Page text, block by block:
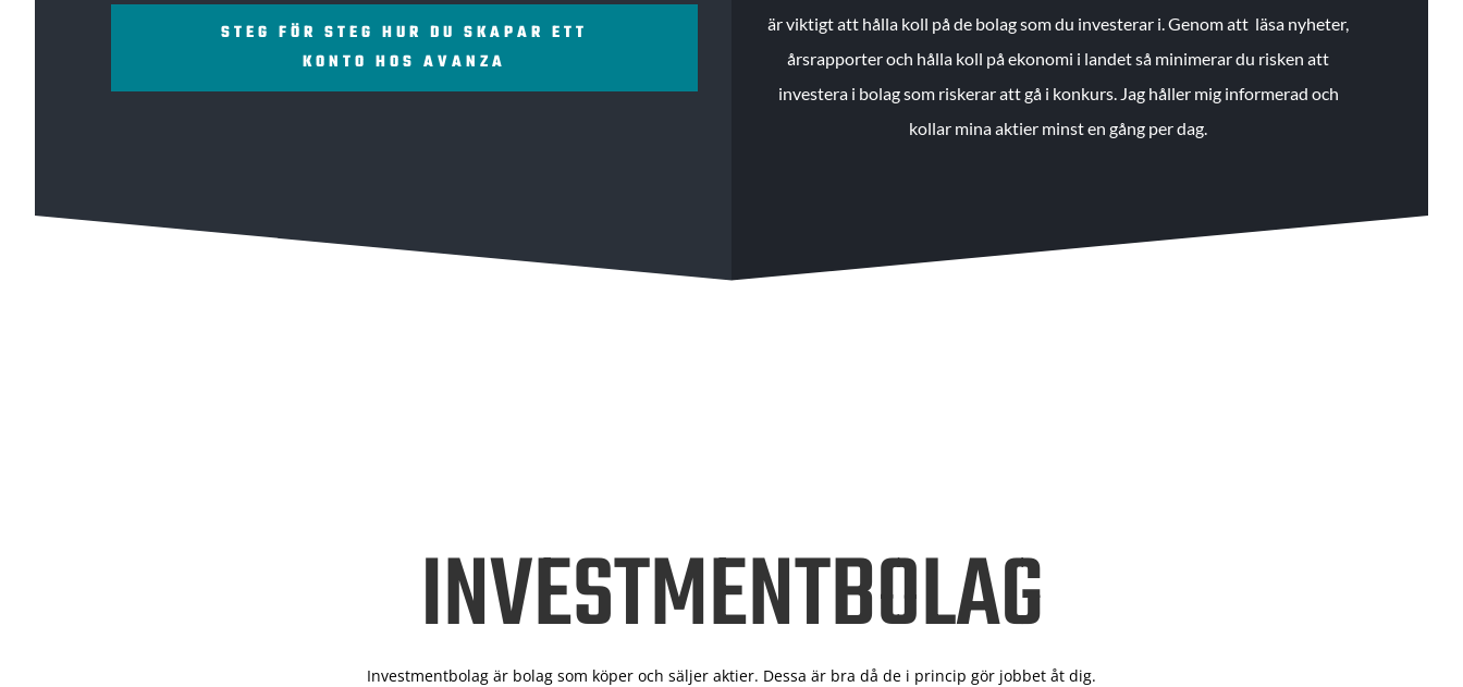
STEG FÖR STEG HUR DU SKAPAR ETT
KONTO HOS AVANZA
är viktigt att hålla koll på de bolag som du investerar i. Genom att läsa nyheter,
årsrapporter och hålla koll på ekonomi i landet så minimerar du risken att
investera i bolag som riskerar att gå i konkurs. Jag håller mig informerad och
kollar mina aktier minst en gång per dag.
INVESTMENTBOLAG
Investmentbolag är bolag som köper och säljer aktier. Dessa är bra då de i princip gör jobbet åt dig.